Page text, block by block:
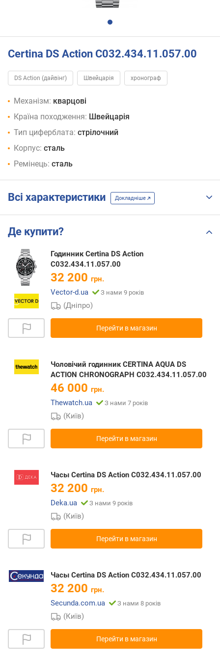
Certina DS Action C032.434.11.057.00
DS Action (дайвінг) Швейцарія хронограф
Механізм: кварцові
Країна походження: Швейцарія
Тип циферблата: стрілочний
Корпус: сталь
Ремінець: сталь
Всі характеристики Докладніше
Де купити?
Годинник Certina DS Action
C032.434.11.057.00
32 200 грн.
Vector-d.ua
З нами 9 років
(Дніпро)
Перейти в магазин
Чоловічий годинник CERTINA AQUA DS
ACTION CHRONOGRAPH C032.434.11.057.00
46 000 грн.
Thewatch.ua
З нами 7 років
(Київ)
Перейти в магазин
Часы Certina DS Action C032.434.11.057.00
32 200 грн.
Deka.ua
З нами 9 років
(Київ)
Перейти в магазин
Часы Certina DS Action C032.434.11.057.00
32 200 грн.
Secunda.com.ua
З нами 8 років
(Київ)
Перейти в магазин